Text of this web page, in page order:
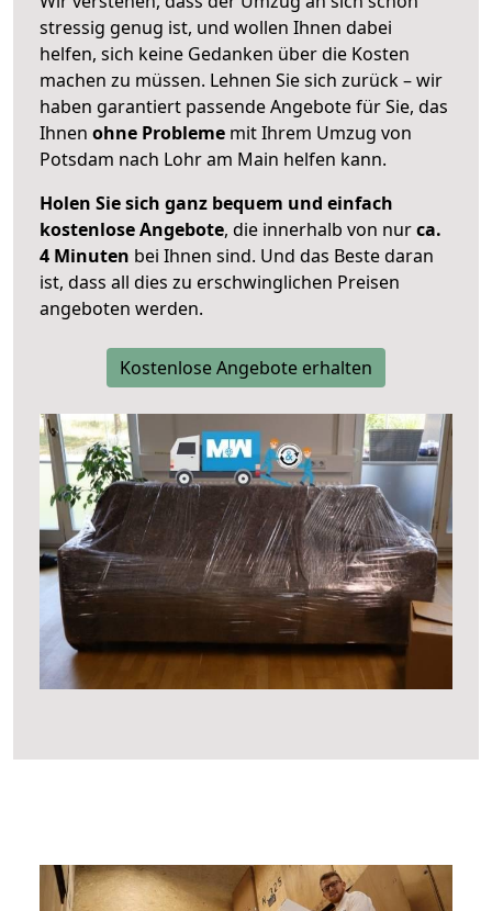
stressig genug ist, und wollen Ihnen dabei
helfen, sich keine Gedanken über die Kosten
machen zu müssen. Lehnen Sie sich zurück – wir
haben garantiert passende Angebote für Sie, das
Ihnen ohne Probleme mit Ihrem Umzug von
Potsdam nach Lohr am Main helfen kann.
Holen Sie sich ganz bequem und einfach
kostenlose Angebote, die innerhalb von nurca.
4 Minuten bei Ihnen sind. Und das Beste daran
ist, dass all dies zu erschwinglichen Preisen
angeboten werden.
Kostenlose Angebote erhalten